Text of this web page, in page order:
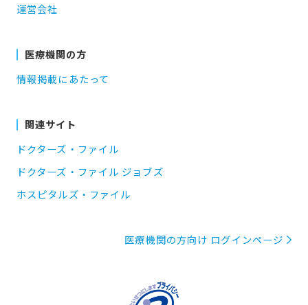
運営会社
医療機関の方
情報掲載にあたって
関連サイト
ドクターズ・ファイル
ドクターズ・ファイル ジョブズ
ホスピタルズ・ファイル
医療機関の方向け ログインページ